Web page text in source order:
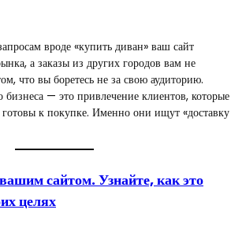
вроде «купить диван» ваш сайт
а заказы из других городов вам не
что вы боретесь не за свою аудиторию.
бизнеса — это привлечение клиентов, которые
к покупке. Именно они ищут «доставку
сайтом. Узнайте, как это
целях